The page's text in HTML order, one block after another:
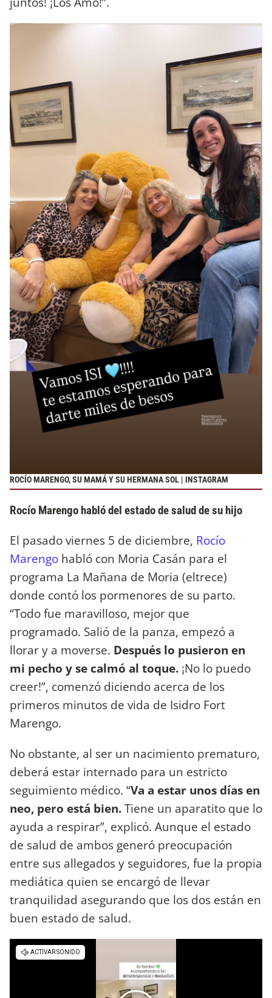
ROCÍO MARENGO, SU MAMÁ Y SU HERMANA SOL | INSTAGRAM
Rocío Marengo habló del estado de salud de su hijo
El pasado viernes 5 de diciembre, Rocío
Marengo habló con Moria Casán para el
programa La Mañana de Moria (eltrece)
donde contó los pormenores de su parto.
“Todo fue maravilloso, mejor que
programado. Salió de la panza, empezó a
llorar y a moverse. Después lo pusieron en
mi pecho y se calmó al toque. ¡No lo puedo
creer!”, comenzó diciendo acerca de los
primeros minutos de vida de Isidro Fort
Marengo.
No obstante, al ser un nacimiento prematuro,
deberá estar internado para un estricto
seguimiento médico. “Va a estar unos días en
neo, pero está bien.Tiene un aparatito que lo
ayuda a respirar”, explicó. Aunque el estado
de salud de ambos generó preocupación
entre sus allegados y seguidores, fue la propia
mediática quien se encargó de llevar
tranquilidad asegurando que los dos están en
buen estado de salud.